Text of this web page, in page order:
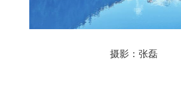
摄影：张磊